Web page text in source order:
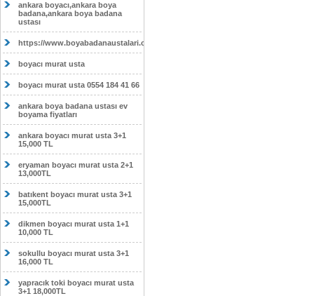
ankara boyacı,ankara boya
badana,ankara boya badana
ustası
https://www.boyabadanaustalari.com/
boyacı murat usta
boyacı murat usta 0554 184 41 66
ankara boya badana ustası ev
boyama fiyatları
ankara boyacı murat usta 3+1
15,000 TL
eryaman boyacı murat usta 2+1
13,000TL
batıkent boyacı murat usta 3+1
15,000TL
dikmen boyacı murat usta 1+1
10,000 TL
sokullu boyacı murat usta 3+1
16,000 TL
yapracık toki boyacı murat usta
3+1 18,000TL